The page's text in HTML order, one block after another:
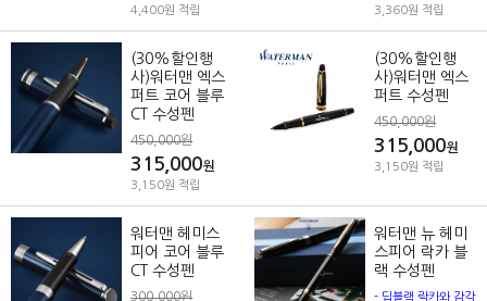
4,400원 적립 3,360원 적립
(30%할인행
사)워터맨 엑스
퍼트 코어 블루
CT 수성펜
450,000원
315,000원
3,150원 적립
(30%할인행
사)워터맨 엑스
퍼트 수성펜
450,000원
315,000원
3,150원 적립
워터맨 헤미스
피어 코어 블루
CT 수성펜
300,000원
워터맨 뉴 헤미
스피어 락카 블
랙 수성펜
- 딥블랙 락카와 감각